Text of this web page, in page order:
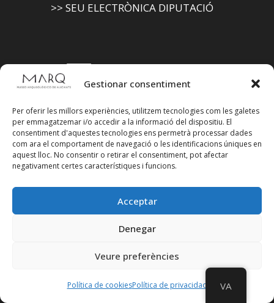
Gestionar consentiment
Per oferir les millors experiències, utilitzem tecnologies com les galetes
per emmagatzemar i/o accedir a la informació del dispositiu. El
consentiment d'aquestes tecnologies ens permetrà processar dades
com ara el comportament de navegació o les identificacions úniques en
aquest lloc. No consentir o retirar el consentiment, pot afectar
negativament certes característiques i funcions.
Acceptar
Denegar
Veure preferències
Política de cookiesPolítica de privacidad
>> SEU ELECTRÒNICA DIPUTACIÓ
Suscríbete a
nuestra
VA